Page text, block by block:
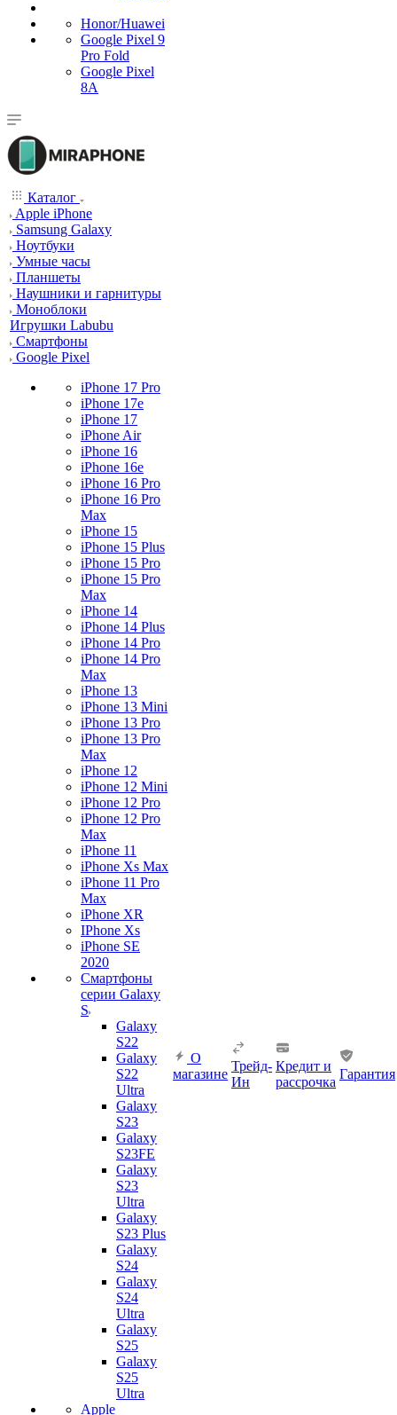
Honor/Huawei
Google Pixel 9
Pro Fold
Google Pixel
8A
Каталог
Apple iPhone
Samsung Galaxy
Ноутбуки
Умные часы
Планшеты
Наушники и гарнитуры
Моноблоки
Игрушки Labubu
Смартфоны
Google Pixel
iPhone 17 Pro
iPhone 17e
iPhone 17
iPhone Air
iPhone 16
iPhone 16e
iPhone 16 Pro
iPhone 16 Pro
Max
iPhone 15
iPhone 15 Plus
iPhone 15 Pro
iPhone 15 Pro
Max
iPhone 14
iPhone 14 Plus
iPhone 14 Pro
iPhone 14 Pro
Max
iPhone 13
iPhone 13 Mini
iPhone 13 Pro
iPhone 13 Pro
Max
iPhone 12
iPhone 12 Mini
iPhone 12 Pro
iPhone 12 Pro
Max
iPhone 11
iPhone Xs Max
iPhone 11 Pro
Max
iPhone XR
IPhone Xs
iPhone SE
2020
Смартфоны
серии Galaxy
S
Galaxy
S22
Galaxy
S22
Ultra
Galaxy
S23
Galaxy
S23FE
Galaxy
S23
Ultra
Galaxy
S23 Plus
Galaxy
S24
Galaxy
S24
Ultra
Galaxy
S25
Galaxy
S25
Ultra
Apple
О
магазине
Трейд-
Ин
Кредит и
рассрочка
Гарантия